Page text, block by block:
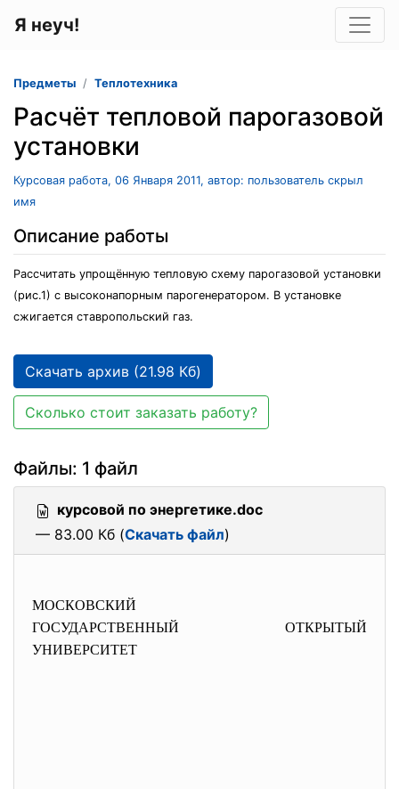
Я неуч!
Предметы Теплотехника
Расчёт тепловой парогазовой
установки
Курсовая работа, 06 Января 2011, автор: пользователь скрыл
имя
Описание работы
Рассчитать упрощённую тепловую схему парогазовой установки
(рис.1) с высоконапорным парогенератором. В установке
сжигается ставропольский газ.
Скачать архив (21.98 Кб)
Сколько стоит заказать работу?
Файлы: 1 файл
курсовой по энергетике.doc
— 83.00 Кб (Скачать файл)
МОСКОВСКИЙ
ГОСУДАРСТВЕННЫЙ ОТКРЫТЫЙ
УНИВЕРСИТЕТ